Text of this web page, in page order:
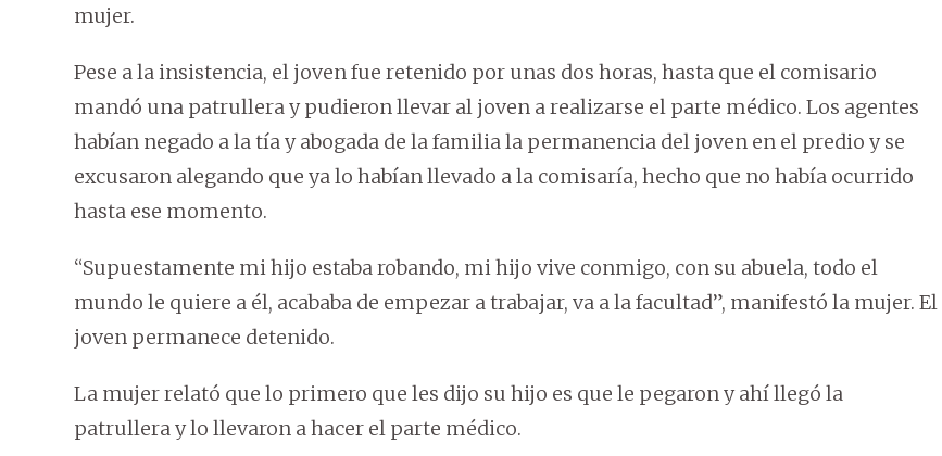
mujer.
Pese a la insistencia, el joven fue retenido por unas dos horas, hasta que el comisario
mandó una patrullera y pudieron llevar al joven a realizarse el parte médico. Los agentes
habían negado a la tía y abogada de la familia la permanencia del joven en el predio y se
excusaron alegando que ya lo habían llevado a la comisaría, hecho que no había ocurrido
hasta ese momento.
“Supuestamente mi hijo estaba robando, mi hijo vive conmigo, con su abuela, todo el
mundo le quiere a él, acababa de empezar a trabajar, va a la facultad”, manifestó la mujer. El
joven permanece detenido.
La mujer relató que lo primero que les dijo su hijo es que le pegaron y ahí llegó la
patrullera y lo llevaron a hacer el parte médico.